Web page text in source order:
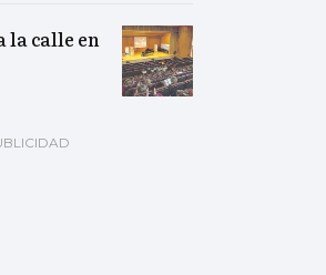
la calle en